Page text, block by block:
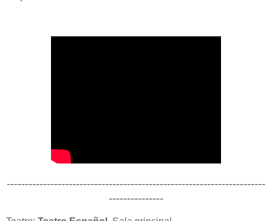
-----------------------------------------------------------------------
---------------